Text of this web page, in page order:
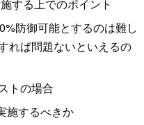
する上でのポイント
防御可能とするのは難し
れば問題ないといえるの
トの場合
施するべきか